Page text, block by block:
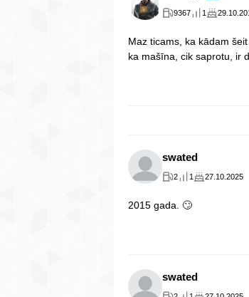
9367 1
Maz ticams, ka kādam
ka mašīna, cik saprotu, ir
swated
2 1 27.10.2025
2015 gada. 🙄
swated